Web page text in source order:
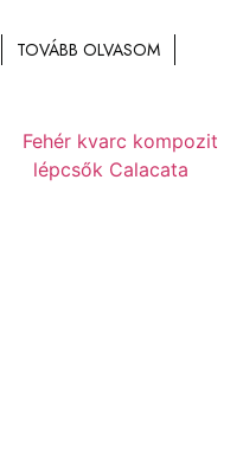
TOVÁBB OLVASOM